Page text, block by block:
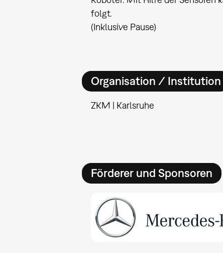
folgt.
(Inklusive Pause)
Organisation / Institution
ZKM | Karlsruhe
Förderer und Sponsoren